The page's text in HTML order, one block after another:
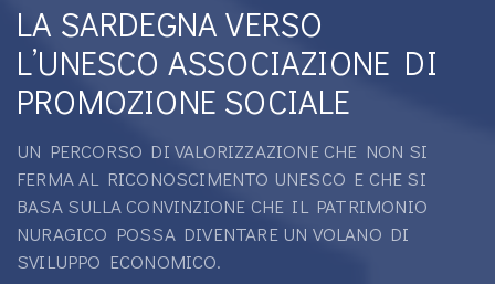
LA SARDEGNA VERSO
L’UNESCO ASSOCIAZIONE DI
PROMOZIONE SOCIALE
UN PERCORSO DI VALORIZZAZIONE CHE NON SI
FERMA AL RICONOSCIMENTO UNESCO E CHE SI
BASA SULLA CONVINZIONE CHE IL PATRIMONIO
NURAGICO POSSA DIVENTARE UN VOLANO DI
SVILUPPO ECONOMICO.